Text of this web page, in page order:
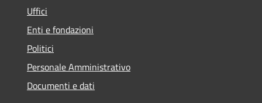
Uffici
Enti e fondazioni
Politici
Personale Amministrativo
Documenti e dati